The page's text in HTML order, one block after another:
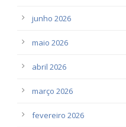
junho 2026
maio 2026
abril 2026
março 2026
fevereiro 2026